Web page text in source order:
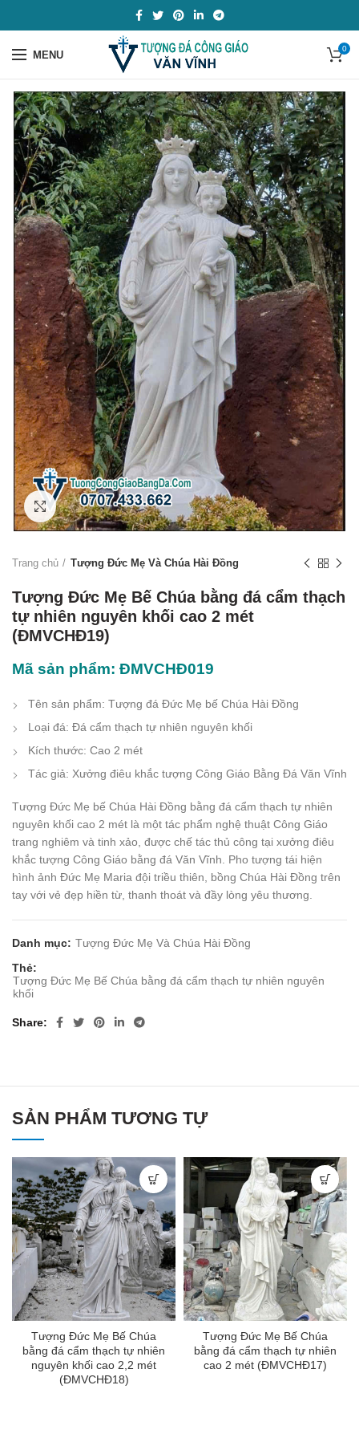
MENU 0
Click to enlarge
Trang chủ Tượng Đức Mẹ Và Chúa Hài Đồng
Tượng Đức Mẹ Bế Chúa bằng đá cẩm thạch
tự nhiên nguyên khối cao 2 mét
(ĐMVCHĐ19)
Mã sản phẩm: ĐMVCHĐ019
Tên sản phẩm: Tượng đá Đức Mẹ bế Chúa Hài Đồng
Loại đá: Đá cẩm thạch tự nhiên nguyên khối
Kích thước: Cao 2 mét
Tác giả: Xưởng điêu khắc tượng Công Giáo Bằng Đá Văn Vĩnh
Tượng Đức Mẹ bế Chúa Hài Đồng bằng đá cẩm thạch tự nhiên
nguyên khối cao 2 mét là một tác phẩm nghệ thuật Công Giáo
trang nghiêm và tinh xảo, được chế tác thủ công tại xưởng điêu
khắc tượng Công Giáo bằng đá Văn Vĩnh. Pho tượng tái hiện
hình ảnh Đức Mẹ Maria đội triều thiên, bồng Chúa Hài Đồng trên
tay với vẻ đẹp hiền từ, thanh thoát và đầy lòng yêu thương.
Danh mục: Tượng Đức Mẹ Và Chúa Hài Đồng
Thẻ:
Tượng Đức Mẹ Bế Chúa bằng đá cẩm thạch tự nhiên nguyên
khối
Share
SẢN PHẨM TƯƠNG TỰ
Tượng Đức Mẹ Bế Chúa
bằng đá cẩm thạch tự nhiên
nguyên khối cao 2,2 mét
(ĐMVCHĐ18)
Tượng Đức Mẹ Bế Chúa
bằng đá cẩm thạch tự nhiên
cao 2 mét (ĐMVCHĐ17)